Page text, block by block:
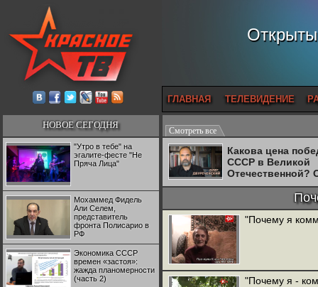
ГЛАВНАЯ ТЕЛЕВИДЕНИЕ
НОВОЕ СЕГОДНЯ
"Утро в тебе" на
эгалите-фесте "Не
Пряча Лица"
Мохаммед Фидель
Али Селем,
представитель
фронта Полисарио в
РФ
Экономика СССР
времен «застоя»:
жажда планомерности
(часть 2)
Смотреть все
Какова цена
СССР в Великой
Отечественной?
Двуреченский о
"Почему я
"Почему я -